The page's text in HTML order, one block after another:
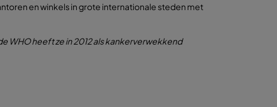
en winkels in grote internationale steden met
WHO heeft ze in 2012 als kankerverwekkend